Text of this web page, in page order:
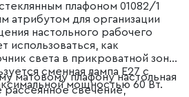
плафоном 01082/1
атрибутом для организации
настольного рабочего
использоваться, как
света в прикроватной зоне.
сменная лампа E27 с
мощностью 60 Вт.
матовому плафону настольная
рассеянное свечение,